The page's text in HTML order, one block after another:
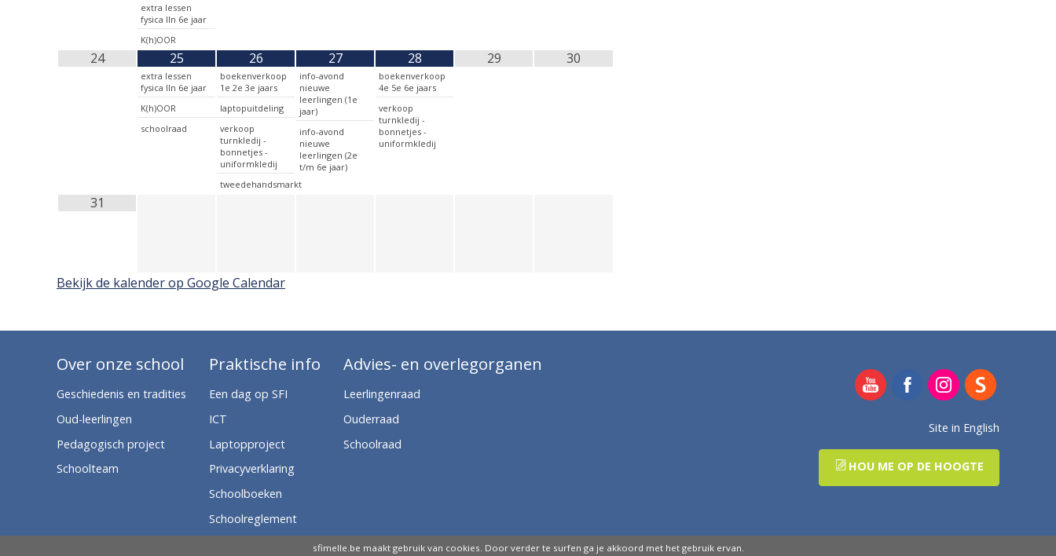
extra lessen
fysica lln 6e jaar
K(h)OOR
24 25
extra lessen
fysica lln 6e jaar
K(h)OOR
schoolraad
26
boekenverkoop
1e 2e 3e jaars
laptopuitdeling
verkoop
turnkledij -
bonnetjes -
uniformkledij
tweedehandsmarkt
27
info-avond
nieuwe
leerlingen (1e
jaar)
info-avond
nieuwe
leerlingen (2e
t/m 6e jaar)
28
boekenverkoop
4e 5e 6e jaars
verkoop
turnkledij -
bonnetjes -
uniformkledij
29 30
31
Bekijk de kalender op Google Calendar
sfimelle.be maakt gebruik van cookies. Door verder te surfen ga je akkoord met het gebruik ervan.
Over onze school
Geschiedenis en tradities
Oud-leerlingen
Pedagogisch project
Schoolteam
Praktische info
Een dag op SFI
ICT
Laptopproject
Privacyverklaring
Schoolboeken
Schoolreglement
Uniform/kledingcode
Advies- en overlegorganen
Leerlingenraad
Ouderraad
Schoolraad
Site in English
HOU ME OP DE HOOGTE